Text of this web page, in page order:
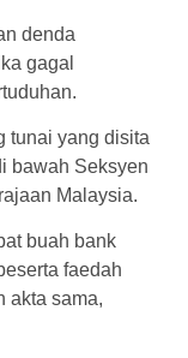
denda
gagal
tunai yang disita
bawah Seksyen
Malaysia.
buah bank
faedah
akta sama,